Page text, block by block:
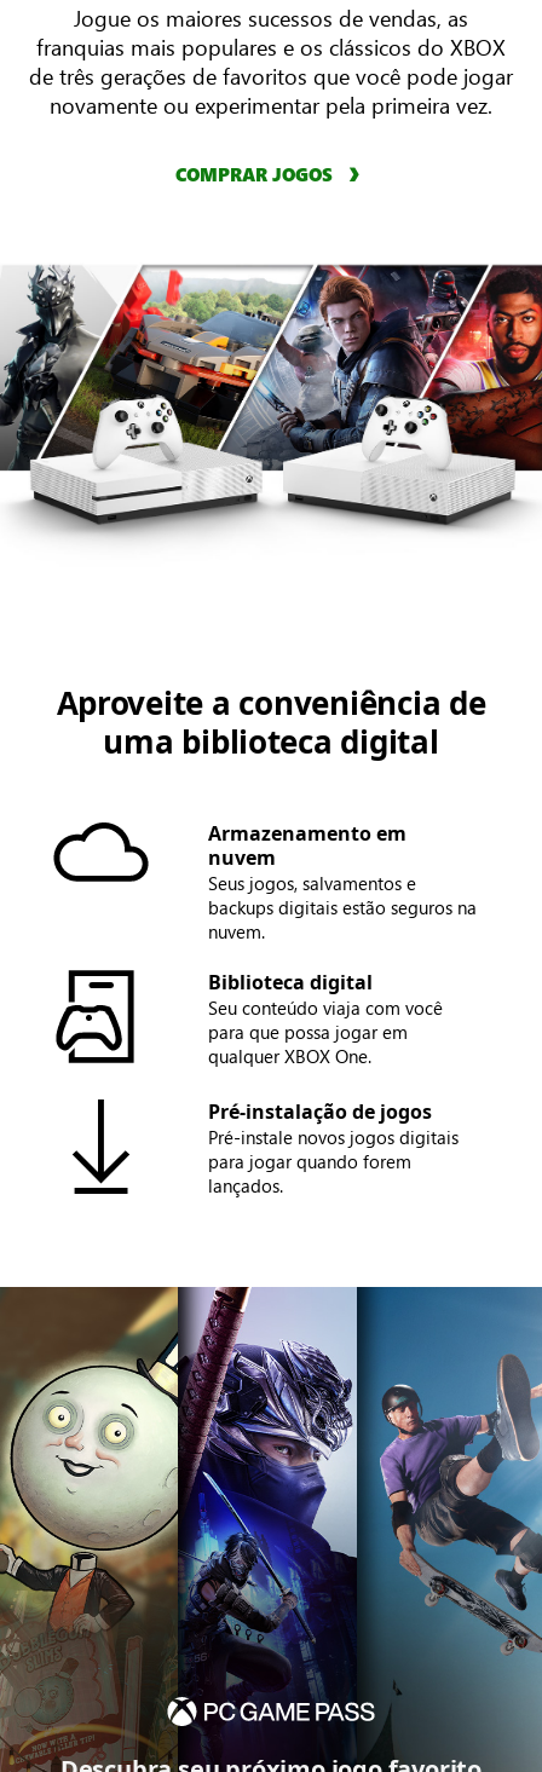
Jogue os maiores sucessos de vendas, as
franquias mais populares e os clássicos do XBOX
de três gerações de favoritos que você pode jogar
novamente ou experimentar pela primeira vez.
COMPRAR JOGOS
Aproveite a conveniência de
uma biblioteca digital
Armazenamento em
nuvem
Seus jogos, salvamentos e
backups digitais estão seguros na
nuvem.
Biblioteca digital
Seu conteúdo viaja com você
para que possa jogar em
qualquer XBOX One.
Pré-instalação de jogos
Pré-instale novos jogos digitais
para jogar quando forem
lançados.